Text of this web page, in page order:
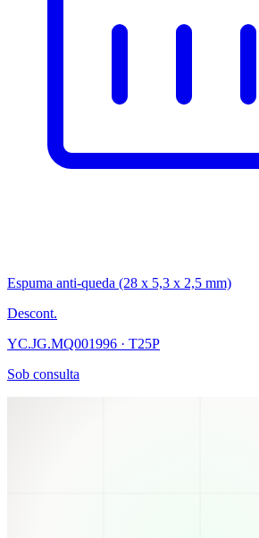
Espuma anti-queda (28 x 5,3 x 2,5 mm)
Descont.
YC.JG.MQ001996 · T25P
Sob consulta